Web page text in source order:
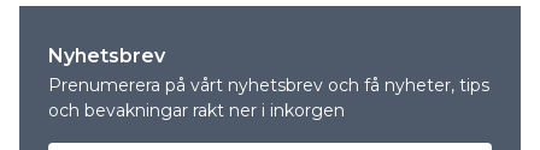
Nyhetsbrev
Prenumerera på vårt nyhetsbrev och få nyheter, tips
och bevakningar rakt ner i inkorgen